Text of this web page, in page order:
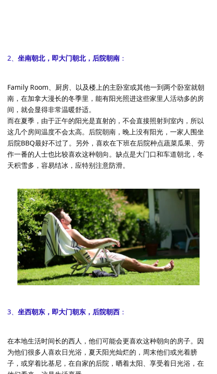
2、 坐南朝北，即大门朝北，后院朝南 ：
Family Room、厨房、以及楼上的主卧室或其他一到两个卧室就朝
南，在加拿大漫长的冬季里，能有阳光照进这些家里人活动多的房
间，就会显得非常温暖舒适。
而在夏季，由于正午的阳光是直射的，不会直接照射到室内，所以
这几个房间温度不会太高。后院朝南，晚上没有阳光，一家人围坐
后院BBQ最好不过了。另外，喜欢在下班在后院种点蔬菜瓜果、劳
作一番的人士也比较喜欢这种朝向。缺点是大门口和车道朝北，冬
天积雪多，容易结冰，应特别注意防滑。
3、 坐西朝东，即大门朝东，后院朝西 ：
在本地生活时间长的西人，他们可能会更喜欢这种朝向的房子。因
为他们很多人喜欢日光浴，夏天阳光灿烂的，周末他们或光着膀
子，或穿着比基尼，在自家的后院，晒着太阳、享受着日光浴，在